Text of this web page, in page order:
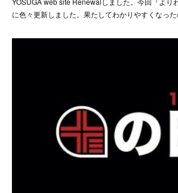
に色々更新しました。果たしてわかりやすくな